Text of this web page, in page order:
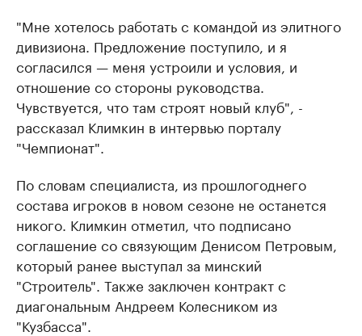
"Мне хотелось работать с командой из элитного
дивизиона. Предложение поступило, и я
согласился — меня устроили и условия, и
отношение со стороны руководства.
Чувствуется, что там строят новый клуб", -
рассказал Климкин в интервью порталу
"Чемпионат".
По словам специалиста, из прошлогоднего
состава игроков в новом сезоне не останется
никого. Климкин отметил, что подписано
соглашение со связующим Денисом Петровым,
который ранее выступал за минский
"Строитель". Также заключен контракт с
диагональным Андреем Колесником из
"Кузбасса".